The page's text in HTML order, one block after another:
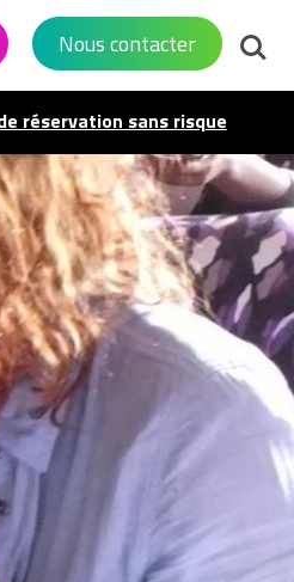
Nous contacter
réservation sans risque